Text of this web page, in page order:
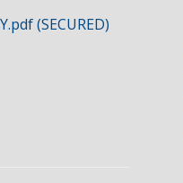
(SECURED)